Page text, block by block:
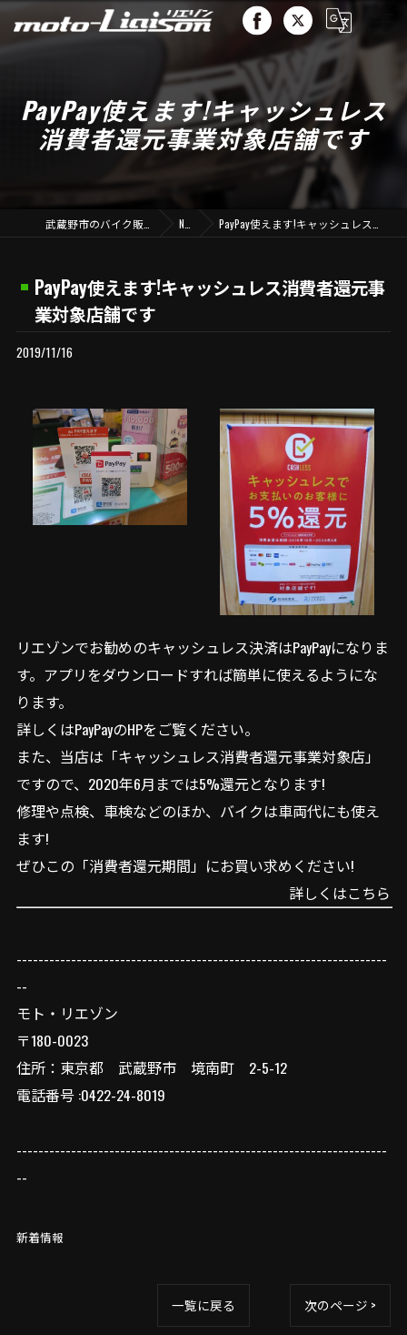
PayPay使えます!キャッシュレス
消費者還元事業対象店舗です
NEWS PayPay使えます!キャッシュレス消費者還元事業対象店舗です
PayPay使えます!キャッシュレス消費者還元事
業対象店舗です
2019/11/16
リエゾンでお勧めのキャッシュレス決済はPayPayになりま
す。アプリをダウンロードすれば簡単に使えるようにな
ります。
詳しくはPayPayのHPをご覧ください。
また、当店は「キャッシュレス消費者還元事業対象店」
ですので、2020年6月までは5%還元となります!
修理や点検、車検などのほか、バイクは車両代にも使え
ます!
ぜひこの「消費者還元期間」にお買い求めください!
詳しくはこちら
--------------------------------------------------------------------
--
モト・リエゾン
〒180-0023
住所：東京都 武蔵野市 境南町 2-5-12
電話番号 :0422-24-8019
--------------------------------------------------------------------
--
新着情報
一覧に戻る 次のページ >